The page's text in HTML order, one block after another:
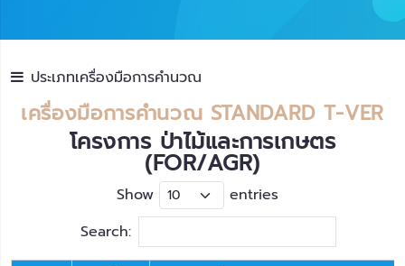
ประเภทเครื่องมือการคำนวณ
เครื่องมือการคำนวณ STANDARD T-VER
โครงการ ป่าไม้และการเกษตร
(FOR/AGR)
Show
entries
Search: